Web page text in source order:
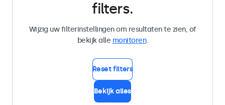
filters.
Wijzig uw filterinstellingen om resultaten te zien, of
bekijk alle monitoren.
Reset filters
Bekijk alles